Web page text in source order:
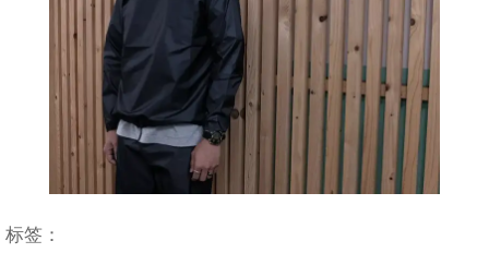
标签：